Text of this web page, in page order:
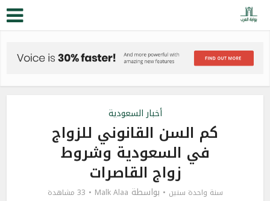
أخبار السعودية
كم السن القانوني للزواج
في السعودية وشروط
زواج القاصرات
سنة واحدة سنين بواسطة Malk Alaa 33 مشاهدة